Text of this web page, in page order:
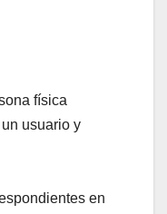
física
usuario y
en